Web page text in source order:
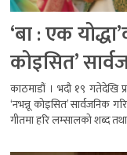
‘बा : एक
कोइसित’
काठमाडौं । भदौ १९ गतेदेखि
‘नभन्नू कोइसित’ सार्वजनिक
गीतमा हरि लम्सालको शब्द